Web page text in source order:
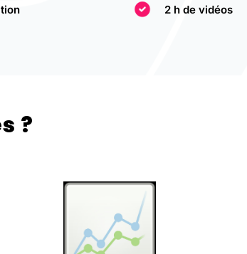
2 h de vidéos
?